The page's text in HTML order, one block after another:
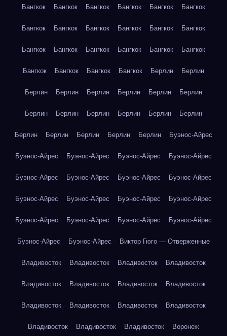
Бангкок Бангкок Бангкок Бангкок Бангкок Бангкок
Бангкок Бангкок Бангкок Бангкок Бангкок Бангкок
Бангкок Бангкок Бангкок Бангкок Бангкок Бангкок
Бангкок Бангкок Бангкок Бангкок Берлин Берлин
Берлин Берлин Берлин Берлин Берлин Берлин
Берлин Берлин Берлин Берлин Берлин Берлин
Берлин Берлин Берлин Берлин Берлин Буэнос-Айрес
Буэнос-Айрес Буэнос-Айрес Буэнос-Айрес Буэнос-Айрес
Буэнос-Айрес Буэнос-Айрес Буэнос-Айрес Буэнос-Айрес
Буэнос-Айрес Буэнос-Айрес Буэнос-Айрес Буэнос-Айрес
Буэнос-Айрес Буэнос-Айрес Буэнос-Айрес Буэнос-Айрес
Буэнос-Айрес Буэнос-Айрес Виктор Гюго — Отверженные
Владивосток Владивосток Владивосток Владивосток
Владивосток Владивосток Владивосток Владивосток
Владивосток Владивосток Владивосток Владивосток
Владивосток Владивосток Владивосток Воронеж